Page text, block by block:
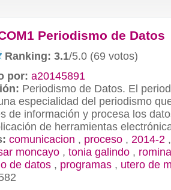
Periodismo de Datos
Ranking: 3.1/5.0 (69 votos)
por: a20145891
Periodismo de Datos. El
especialidad del periodismo
de información y procesa los
de herramientas
comunicacion , proceso , 2014-2
moncayo , tonia galindo ,
de datos , programas , utero de